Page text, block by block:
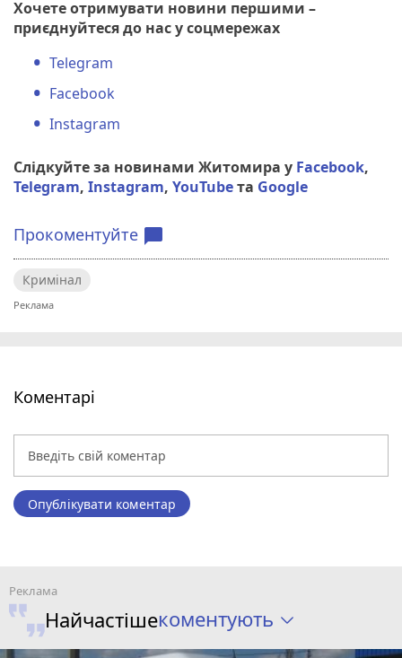
Хочете отримувати новини першими –
приєднуйтеся до нас у соцмережах
Telegram
Facebook
Instagram
Слідкуйте за новинами Житомира у Facebook,
Telegram, Instagram, YouTubeта Google
Прокоментуйте chat_bubble
Кримінал
Коментарі
Опублікувати коментар
Найчастішекоментують